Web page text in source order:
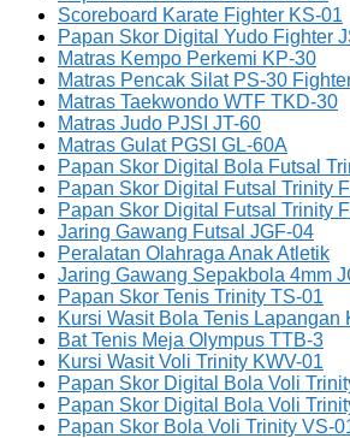
Scoreboard Karate Fighter KS-01
Papan Skor Digital Yudo Fighter
Matras Kempo Perkemi KP-30
Matras Pencak Silat PS-30
Matras Taekwondo WTF TKD-30
Matras Judo PJSI JT-60
Matras Gulat PGSI GL-60A
Papan Skor Digital Bola Futsal
Papan Skor Digital Futsal Trinity
Papan Skor Digital Futsal Trinity
Jaring Gawang Futsal JGF-04
Peralatan Olahraga Anak Atletik
Jaring Gawang Sepakbola 4mm
Papan Skor Tenis Trinity TS-01
Kursi Wasit Bola Tenis Lapangan
Bat Tenis Meja Olympus TTB-3
Kursi Wasit Voli Trinity KWV-01
Papan Skor Digital Bola Voli
Papan Skor Digital Bola Voli
Papan Skor Bola Voli Trinity VS-